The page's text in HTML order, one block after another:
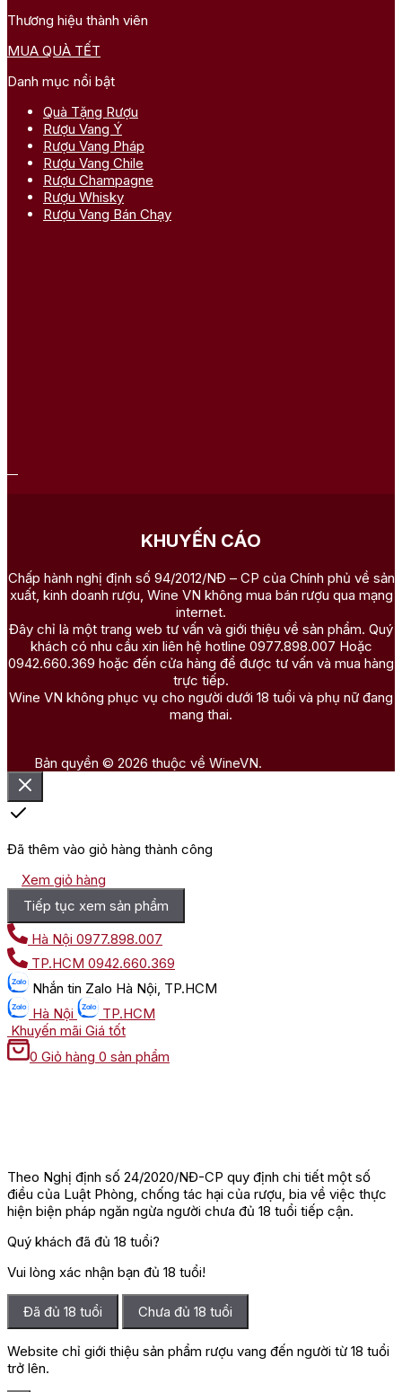
Thương hiệu thành viên
MUA QUÀ TẾT
Danh mục nổi bật
Quà Tặng Rượu
Rượu Vang Ý
Rượu Vang Pháp
Rượu Vang Chile
Rượu Champagne
Rượu Whisky
Rượu Vang Bán Chạy
KHUYẾN CÁO
Chấp hành nghị định số 94/2012/NĐ – CP của Chính phủ về sản
xuất, kinh doanh rượu, Wine VN không mua bán rượu qua mạng
internet.
Đây chỉ là một trang web tư vấn và giới thiệu về sản phẩm. Quý
khách có nhu cầu xin liên hệ hotline 0977.898.007 Hoặc
0942.660.369 hoặc đến cửa hàng để được tư vấn và mua hàng
trực tiếp.
Wine VN không phục vụ cho người dưới 18 tuổi và phụ nữ đang
mang thai.
Bản quyền © 2026 thuộc về WineVN.
Đã thêm vào giỏ hàng thành công
Xem giỏ hàng
Tiếp tục xem sản phẩm
Hà Nội 0977.898.007
TP.HCM 0942.660.369
Nhắn tin Zalo Hà Nội, TP.HCM
Hà Nội
TP.HCM
Khuyến mãi Giá tốt
0 Giỏ hàng 0 sản phẩm
Theo Nghị định số 24/2020/NĐ-CP quy định chi tiết một số
điều của Luật Phòng, chống tác hại của rượu, bia về việc thực
hiện biện pháp ngăn ngừa người chưa đủ 18 tuổi tiếp cận.
Quý khách đã đủ 18 tuổi?
Vui lòng xác nhận bạn đủ 18 tuổi!
Đã đủ 18 tuổi Chưa đủ 18 tuổi
Website chỉ giới thiệu sản phẩm rượu vang đến người từ 18 tuổi
trở lên.